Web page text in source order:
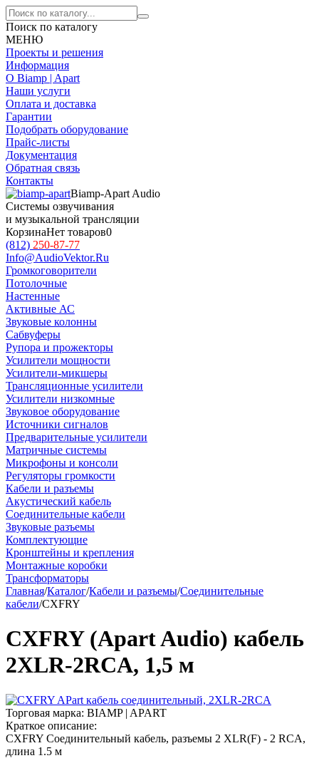
Поиск по каталогу
МЕНЮ
Проекты и решения
Информация
О Biamp | Apart
Наши услуги
Оплата и доставка
Гарантии
Подобрать оборудование
Прайс-листы
Документация
Обратная связь
Контакты
Biamp-Apart Audio
Системы озвучивания
и музыкальной трансляции
КорзинаНет товаров0
(812) 250-87-77
Info@AudioVektor.Ru
Громкоговорители
Потолочные
Настенные
Активные АС
Звуковые колонны
Сабвуферы
Рупора и прожекторы
Усилители мощности
Усилители-микшеры
Трансляционные усилители
Усилители низкомные
Звуковое оборудование
Источники сигналов
Предварительные усилители
Матричные системы
Микрофоны и консоли
Регуляторы громкости
Кабели и разъемы
Акустический кабель
Соединительные кабели
Звуковые разъемы
Комплектующие
Кронштейны и крепления
Монтажные коробки
Трансформаторы
Главная/Каталог/Кабели и разъемы/Соединительные
кабели/CXFRY
CXFRY (Apart Audio) кабель
2XLR-2RCA, 1,5 м
Торговая марка: BIAMP | APART
Краткое описание:
CXFRY Соединительный кабель, разъемы 2 XLR(F) - 2 RCA,
длина 1.5 м